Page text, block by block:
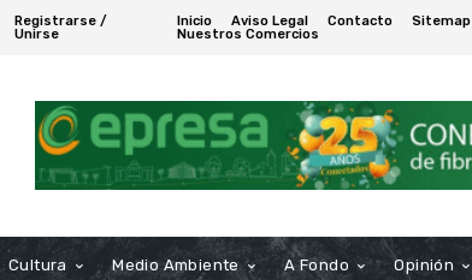
Registrarse /
Unirse
Inicio Aviso Legal Contacto
Sitemap
Nuestros Comercios
Cultura Medio Ambiente A Fondo Opinión